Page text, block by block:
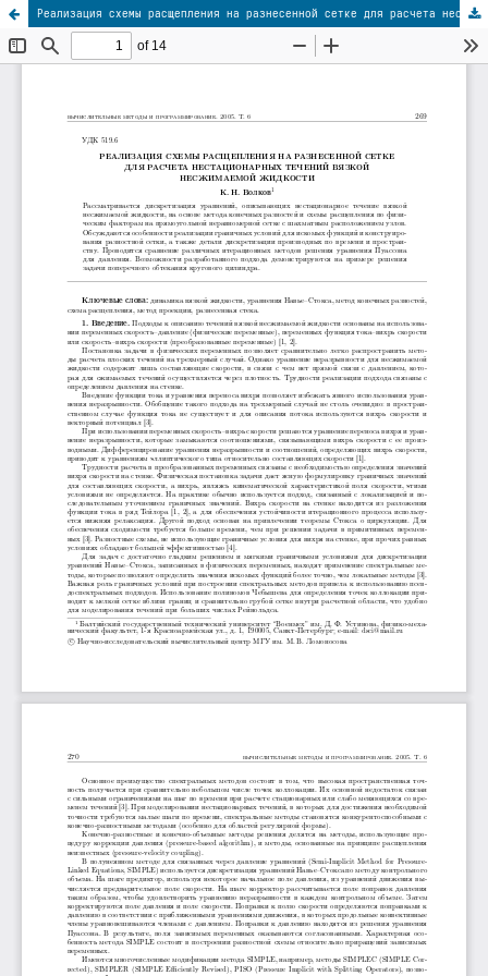
Реализация схемы расщепления на разнесенной сетке для расчета нестационарных течений вязкой несжимаемой жидкости